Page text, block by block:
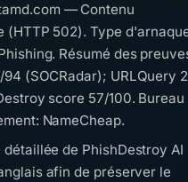
— Contenu
(HTTP 502). Type
Résumé des
94 (SOCRadar); URLQuery 2
score 57/100. Bureau
NameCheap.
détaillée de PhishDestroy AI
afin de préserver le